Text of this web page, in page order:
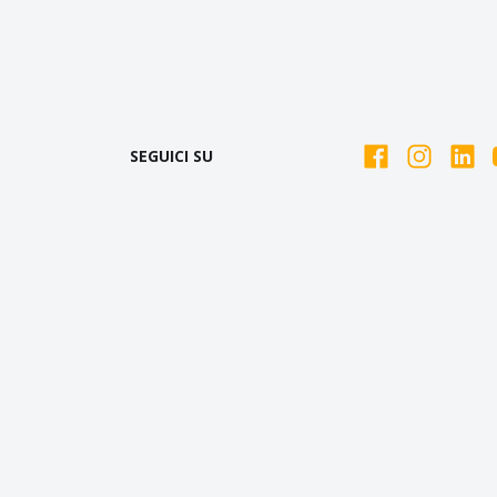
SEGUICI SU